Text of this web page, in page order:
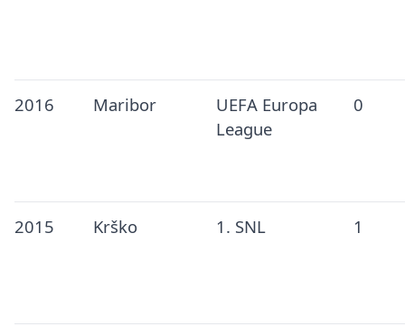
2016 Maribor
UEFA Europa
League
0
2015 Krško 1. SNL 1